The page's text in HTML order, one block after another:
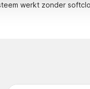
werkt zonder